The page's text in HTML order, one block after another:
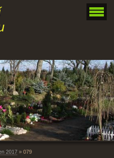
2017 » 079